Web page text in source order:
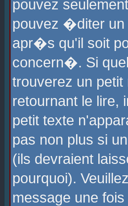
pouvez
pouvez �diter un
apr�s qu'il soit
concern�. Si
trouverez un
retournant le
petit texte
pas non plus si
(ils devraient
pourquoi).
message une